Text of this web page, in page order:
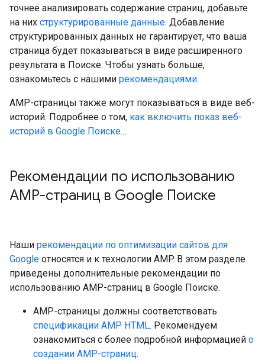
точнее анализировать содержание страниц, добавьте
на них структурированные данные. Добавление
структурированных данных не гарантирует, что ваша
страница будет показываться в виде расширенного
результата в Поиске. Чтобы узнать больше,
ознакомьтесь с нашими рекомендациями.
AMP-страницы также могут показываться в виде веб-
историй. Подробнее о том, как включить показ веб-
историй в Google Поиске…
Рекомендации по использованию
AMP-страниц в Google Поиске
Наши рекомендации по оптимизации сайтов для
Google относятся и к технологии AMP. В этом разделе
приведены дополнительные рекомендации по
использованию AMP-страниц в Google Поиске.
AMP-страницы должны соответствовать
спецификации AMP HTML. Рекомендуем
ознакомиться с более подробной информацией о
создании AMP-страниц.